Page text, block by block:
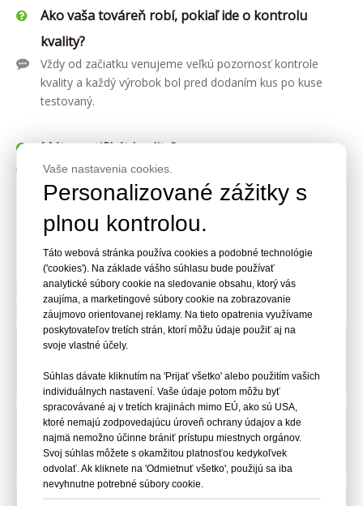
Ako vaša továreň robí, pokiaľ ide o kontrolu
kvality?
Vždy od začiatku venujeme veľkú pozornosť kontrole
kvality a každý výrobok bol pred dodaním kus po kuse
testovaný.
Máte certifikát kvality?
Áno, máme CE, SGS, ISO, atď.
Potrebujete pomoc?
Nenašli ste odpoveď na svoju otázku?
Žiadny problém, spýtajte sa to tu a my vám odpovieme čo
najskôr.
Meno
Názov spoločnosti
Vaše nastavenia cookies.
Personalizované zážitky s
plnou kontrolou.
Táto webová stránka používa cookies a podobné technológie
('cookies'). Na základe vášho súhlasu bude používať
analytické súbory cookie na sledovanie obsahu, ktorý vás
zaujíma, a marketingové súbory cookie na zobrazovanie
záujmovo orientovanej reklamy. Na tieto opatrenia využívame
poskytovateľov tretích strán, ktorí môžu údaje použiť aj na
svoje vlastné účely.
Súhlas dávate kliknutím na 'Prijať všetko' alebo použitím vašich
individuálnych nastavení. Vaše údaje potom môžu byť
spracovávané aj v tretích krajinách mimo EÚ, ako sú USA,
ktoré nemajú zodpovedajúcu úroveň ochrany údajov a kde
najmä nemožno účinne brániť prístupu miestnych orgánov.
Svoj súhlas môžete s okamžitou platnosťou kedykoľvek
odvolať. Ak kliknete na 'Odmietnuť všetko', použijú sa iba
nevyhnutne potrebné súbory cookie.